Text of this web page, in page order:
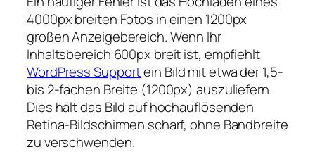
4000px breiten Fotos in einen 1200px
großen Anzeigebereich. Wenn Ihr
Inhaltsbereich 600px breit ist, empfiehlt
WordPress Supportein Bild mit etwa der 1,5-
bis 2-fachen Breite (1200px) auszuliefern.
Dies hält das Bild auf hochauflösenden
Retina-Bildschirmen scharf, ohne Bandbreite
zu verschwenden.